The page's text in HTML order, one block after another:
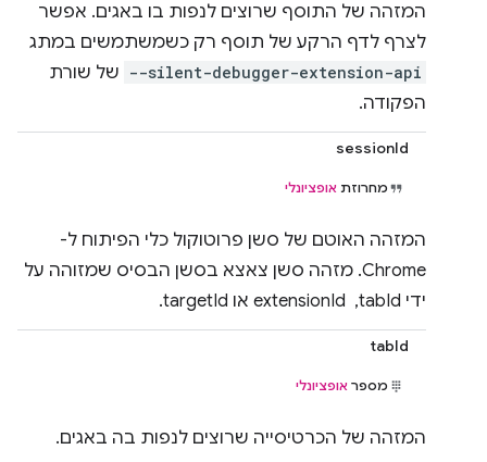
המזהה של התוסף שרוצים לנפות בו באגים. אפשר
לצרף לדף הרקע של תוסף רק כשמשתמשים במתג
--silent-debugger-extension-api של שורת
הפקודה.
sessionId
מחרוזת אופציונלי
המזהה האוטם של סשן פרוטוקול כלי הפיתוח ל-
Chrome. מזהה סשן צאצא בסשן הבסיס שמזוהה על
ידי tabId, ‏ extensionId או targetId.
tabId
מספר אופציונלי
המזהה של הכרטיסייה שרוצים לנפות בה באגים.